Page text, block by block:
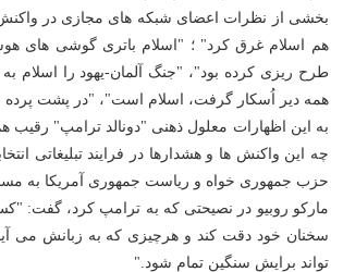
بخشی از نظرات اعضای شبکه های مجازی در واکنش
هم اسلام غرق کرد" ؛ "اسلام باتری گوشی های
طرح ریزی کرده بود"، "جنگ آلمان-یهود را اسلام
همه دیر اُسکار گرفت، اسلام است"، "در پشت
به این اظهارات معلول ذهنی "دونالد ترامپ" رقیب
چه این واکنش ها و هشدارها در فرایند تبلیغاتی
حزب جمهوری خواه و ریاست جمهوری آمریکا به
مارکو روبیو در نصیحتی که به ترامپ کرد، گفت:
سخنان خود دقت کند و هرچیزی که به زبانش می
تواند برایش سنگین تمام شود."